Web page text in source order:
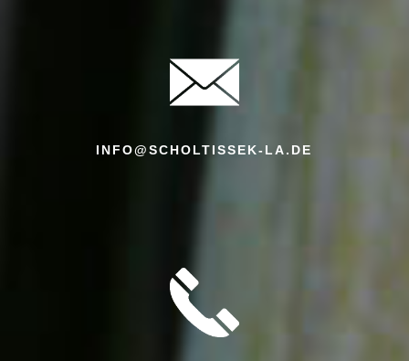
INFO@SCHOLTISSEK-LA.DE